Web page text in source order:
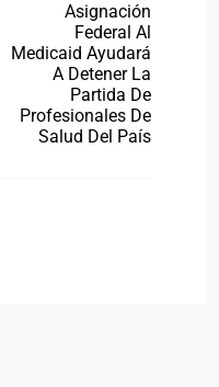
Asignación
Federal Al
Medicaid Ayudará
A Detener La
Partida De
Profesionales De
Salud Del País